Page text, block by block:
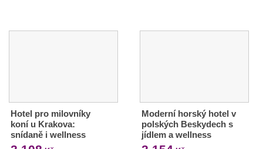
Hotel pro milovníky
koní u Krakova:
snídaně i wellness
Moderní horský hotel v
polských Beskydech s
jídlem a wellness